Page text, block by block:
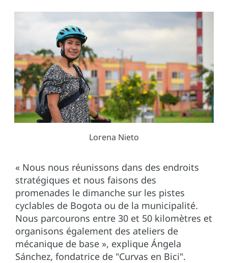
Lorena Nieto
« Nous nous réunissons dans des endroits
stratégiques et nous faisons des
promenades le dimanche sur les pistes
cyclables de Bogota ou de la municipalité.
Nous parcourons entre 30 et 50 kilomètres et
organisons également des ateliers de
mécanique de base », explique Ángela
Sánchez, fondatrice de "Curvas en Bici".